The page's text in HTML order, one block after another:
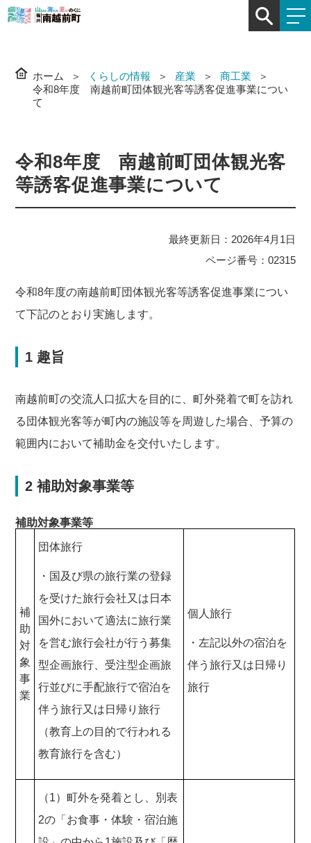
ホーム くらしの情報 産業
商工業
令和8年度 南越前町団体観光客等誘客促進事業につい
て
令和8年度 南越前町団体観光客
等誘客促進事業について
最終更新日：2026年4月1日
ページ番号：02315
令和8年度の南越前町団体観光客等誘客促進事業につい
て下記のとおり実施します。
1 趣旨
南越前町の交流人口拡大を目的に、町外発着で町を訪れ
る団体観光客等が町内の施設等を周遊した場合、予算の
範囲内において補助金を交付いたします。
2 補助対象事業等
補助対象事業等
補
助
対
象
事
業
団体旅行
・国及び県の旅行業の登録
を受けた旅行会社又は日本
国外において適法に旅行業
を営む旅行会社が行う募集
型企画旅行、受注型企画旅
行並びに手配旅行で宿泊を
伴う旅行又は日帰り旅行
（教育上の目的で行われる
教育旅行を含む）
個人旅行
・左記以外の宿泊を
伴う旅行又は日帰り
旅行
（1）町外を発着とし、別表
2の「お食事・体験・宿泊施